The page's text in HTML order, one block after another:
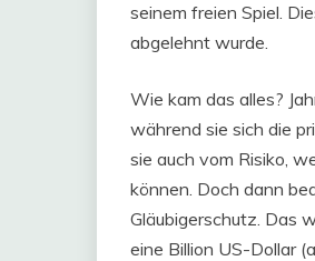
seinem freien Spiel.
abgelehnt wurde.
Wie kam das alles?
während sie sich die
sie auch vom Risiko,
können. Doch dann
Gläubigerschutz. Das
eine Billion US-Dollar